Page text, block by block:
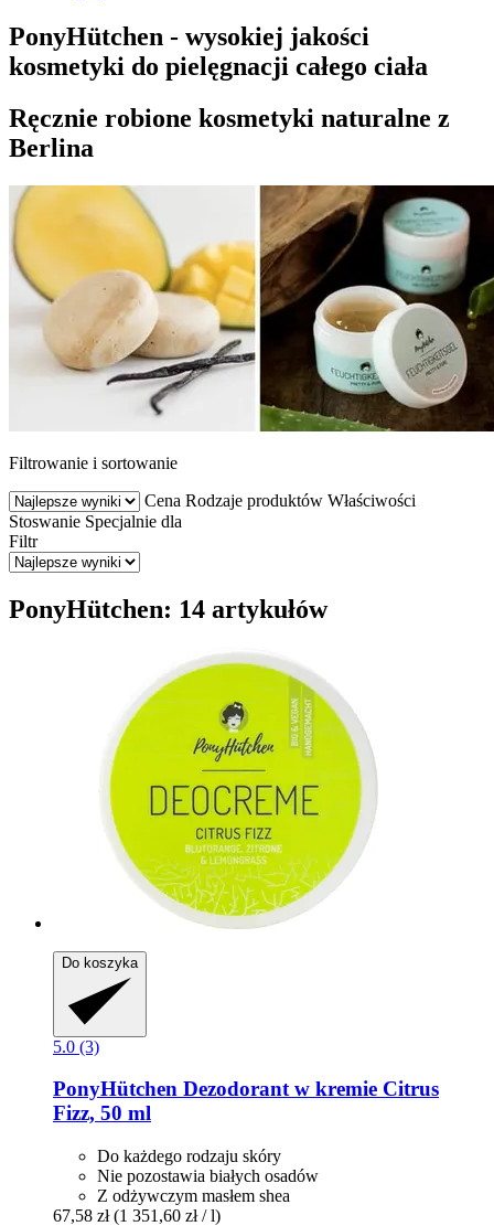
PonyHütchen - wysokiej jakości
kosmetyki do pielęgnacji całego ciała
Ręcznie robione kosmetyki naturalne z
Berlina
Filtrowanie i sortowanie
Cena Rodzaje produktów Właściwości
Stoswanie Specjalnie dla
Filtr
PonyHütchen: 14 artykułów
Do koszyka
5.0 (3)
PonyHütchen Dezodorant w kremie Citrus
Fizz, 50 ml
Do każdego rodzaju skóry
Nie pozostawia białych osadów
Z odżywczym masłem shea
67,58 zł (1 351,60 zł / l)